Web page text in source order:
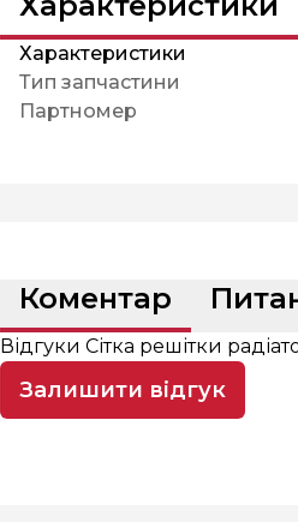
Характеристики
Тип запчастини
Партномер
Коментар
Відгуки Сітка решітки
Залишити відгук